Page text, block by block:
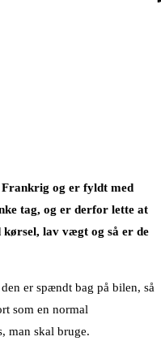
og er fyldt med
tag, og er derfor lette at
lav vægt og så er de
er spændt bag på bilen, så
som en normal
man skal bruge.